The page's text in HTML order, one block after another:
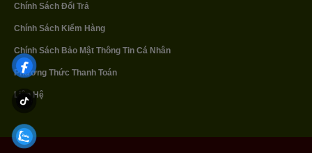
Chính Sách Đổi Trả
Chính Sách Kiểm Hàng
Chính Sách Bảo Mật Thông Tin Cá Nhân
Phương Thức Thanh Toán
Liên Hệ